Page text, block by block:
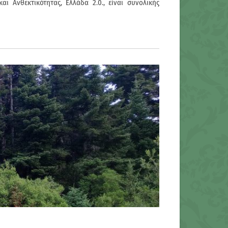
Ανθεκτικότητας, Ελλάδα 2.0., είναι συνολικής